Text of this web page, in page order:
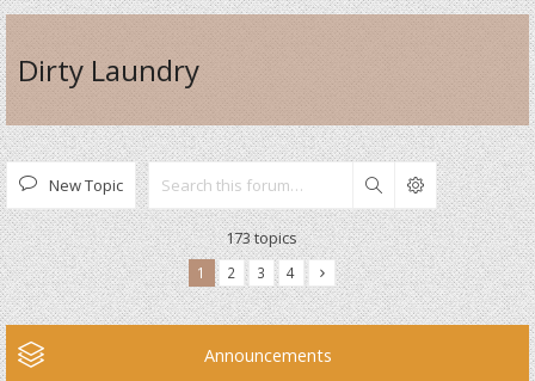
Dirty Laundry
New Topic Search
173 topics
1 2 3 4
Announcements